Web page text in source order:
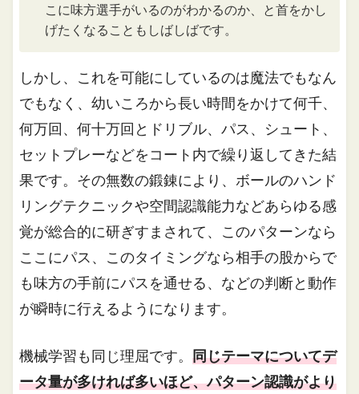
こに味方選手がいるのがわかるのか、と首をかし
げたくなることもしばしばです。
しかし、これを可能にしているのは魔法でもなん
でもなく、幼いころから長い時間をかけて何千、
何万回、何十万回とドリブル、パス、シュート、
セットプレーなどをコート内で繰り返してきた結
果です。その無数の鍛錬により、ボールのハンド
リングテクニックや空間認識能力などあらゆる感
覚が総合的に研ぎすまされて、このパターンなら
ここにパス、このタイミングなら相手の股からで
も味方の手前にパスを通せる、などの判断と動作
が瞬時に行えるようになります。
機械学習も同じ理屈です。同じテーマについてデ
ータ量が多ければ多いほど、パターン認識がより